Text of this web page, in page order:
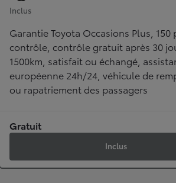
Inclus
Garantie Toyota Occasions Plus, 150
contrôle, contrôle gratuit après 30
1500km, satisfait ou échangé,
européenne 24h/24, véhicule de
ou rapatriement des passagers
Gratuit
Inclus